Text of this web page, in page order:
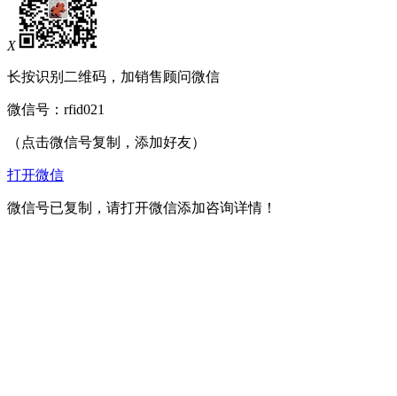
X
长按识别二维码，加销售顾问微信
微信号： rfid021
（点击微信号复制，添加好友）
打开微信
微信号已复制，请打开微信添加咨询详情！